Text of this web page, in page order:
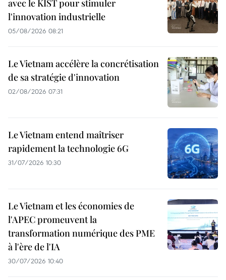
avec le KIST pour stimuler
l'innovation industrielle
05/08/2026 08:21
Le Vietnam accélère la concrétisation
de sa stratégie d'innovation
02/08/2026 07:31
Le Vietnam entend maîtriser
rapidement la technologie 6G
31/07/2026 10:30
Le Vietnam et les économies de
l'APEC promeuvent la
transformation numérique des PME
à l'ère de l'IA
30/07/2026 10:40